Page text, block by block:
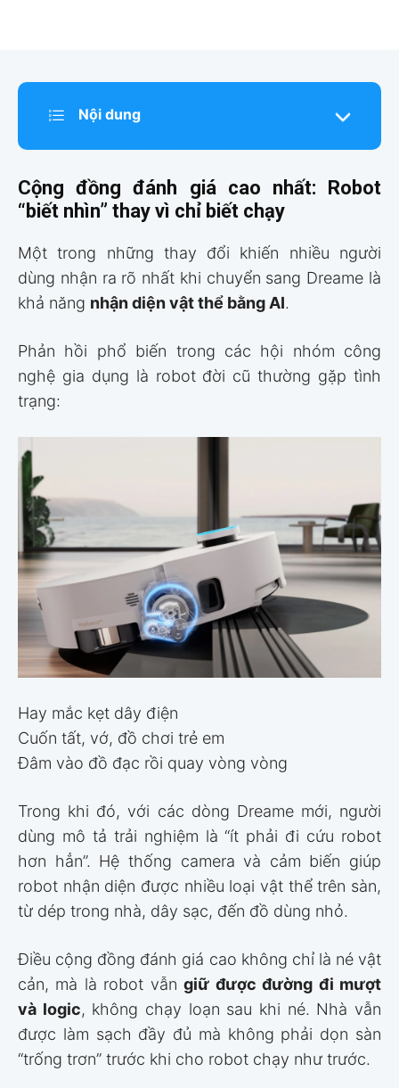
Nội dung
Cộng đồng đánh giá cao nhất: Robot
“biết nhìn” thay vì chỉ biết chạy
Một trong những thay đổi khiến nhiều người
dùng nhận ra rõ nhất khi chuyển sang Dreame là
khả năng nhận diện vật thể bằng AI.
Phản hồi phổ biến trong các hội nhóm công
nghệ gia dụng là robot đời cũ thường gặp tình
trạng:
Hay mắc kẹt dây điện
Cuốn tất, vớ, đồ chơi trẻ em
Đâm vào đồ đạc rồi quay vòng vòng
Trong khi đó, với các dòng Dreame mới, người
dùng mô tả trải nghiệm là “ít phải đi cứu robot
hơn hẳn”. Hệ thống camera và cảm biến giúp
robot nhận diện được nhiều loại vật thể trên sàn,
từ dép trong nhà, dây sạc, đến đồ dùng nhỏ.
Điều cộng đồng đánh giá cao không chỉ là né vật
cản, mà là robot vẫngiữ được đường đi mượt
và logic, không chạy loạn sau khi né. Nhà vẫn
được làm sạch đầy đủ mà không phải dọn sàn
“trống trơn” trước khi cho robot chạy như trước.